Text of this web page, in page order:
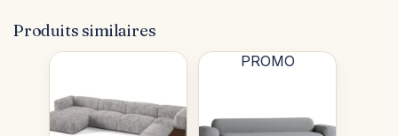
Produits similaires
PROMO